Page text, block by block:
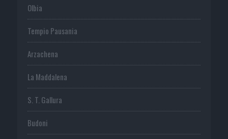
Olbia
Tempio Pausania
Arzachena
La Maddalena
S. T. Gallura
Budoni